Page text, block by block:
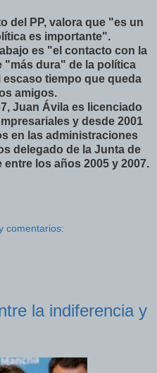
del PP, valora que "es un
es importante".
es "el contacto con la
"más dura" de la política
tiempo que queda
amigos.
Juan Ávila es licenciado
y desde 2001
en las administraciones
delegado de la Junta de
los años 2005 y 2007.
comentarios:
la indiferencia y